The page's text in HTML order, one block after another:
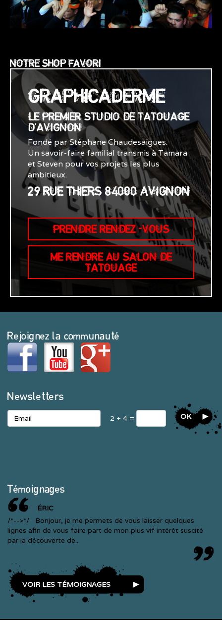
NOTRE SHOP FAVORI
GRAPHICADERME
LE PREMIER STUDIO DE TATOUAGE
D'AVIGNON
Fondé par Stéphane Chaudesaigues.
Un savoir-faire familial transmis à Tamara
et Steven pour vos projets les plus
ambitieux.
29 RUE THIERS 84000 AVIGNON
PRENDRE RENDEZ-VOUS
ME RENDRE AU SALON DE
TATOUAGE
Rejoignez la communauté
Newsletters
2 + 4 = OK
Témoignages
ÉRIC
/*-->*/ Bonjour, je me permets de vous laisser quelques
lignes afin de vous faire part de mon plus vif intérêt suscité
par la découverte de...
VOIR LES TÉMOIGNAGES